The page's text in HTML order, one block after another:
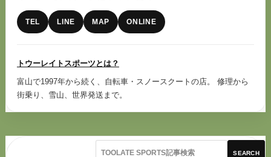
TEL LINE MAP ONLINE
トウーレイトスポーツとは？
富山で1997年から続く、自転車・スノースクートの店。 修理から
街乗り、雪山、世界発送まで。
SEARCH